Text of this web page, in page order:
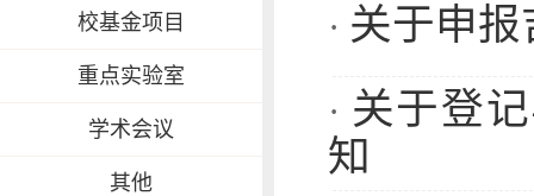
校基金项目
重点实验室
学术会议
其他
· 关于申报
· 关于登
知